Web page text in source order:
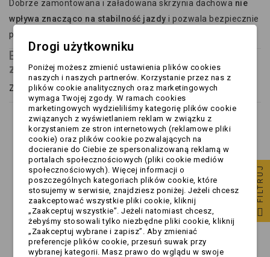
Dobrze zamontowana i załadowana skrzynia dachowa nie
wpływa znacząco na stabilność jazdy i pozwala bezpiecznie
pokonać nawet długie trasy.
Boxy dachowe samochodowe - wady i
zalety
Zalety kufrów dachowych:
Znaczące zwiększenie przestrzeni bagażowejbez
konieczności zmiany pojazdu.
Bezpieczny transport dużych lub długich
przedmiotów(narty, wózki, sprzęt turystyczny).
Równomierne rozłożenie ciężaru- możliwość
zoptymalizowania obciążenia pojazdu.
Łatwy montaż i demontaż- nowoczesne systemy
pozwalają na szybkie zakładanie i zdejmowanie boxu.
Ochrona ładunku przed warunkami atmosferycznymi
- deszczem, śniegiem czy kurzem.
FILTRUJ
Drogi użytkowniku
Poniżej możesz zmienić ustawienia plików cookies
naszych i naszych partnerów. Korzystanie przez nas z
plików cookie analitycznych oraz marketingowych
wymaga Twojej zgody. W ramach cookies
marketingowych wydzieliliśmy kategorię plików cookie
związanych z wyświetlaniem reklam w związku z
korzystaniem ze stron internetowych (reklamowe pliki
cookie) oraz plików cookie pozwalających na
docieranie do Ciebie ze spersonalizowaną reklamą w
portalach społecznościowych (pliki cookie mediów
społecznościowych). Więcej informacji o
poszczególnych kategoriach plików cookie, które
stosujemy w serwisie, znajdziesz poniżej. Jeżeli chcesz
zaakceptować wszystkie pliki cookie, kliknij
„Zaakceptuj wszystkie”. Jeżeli natomiast chcesz,
żebyśmy stosowali tylko niezbędne pliki cookie, kliknij
„Zaakceptuj wybrane i zapisz”. Aby zmieniać
preferencje plików cookie, przesuń suwak przy
wybranej kategorii. Masz prawo do wglądu w swoje